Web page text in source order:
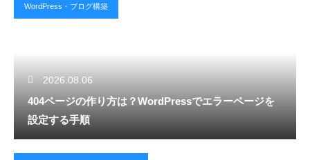
WordPress・ブログ構築
2026.08.06
404ページの作り方は？WordPressでエラーページを
設定する手順